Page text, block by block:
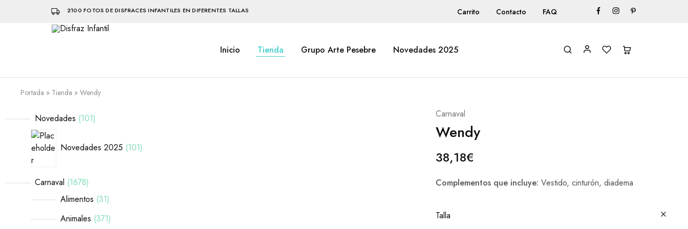
2100 FOTOS DE DISFRACES INFANTILES EN DIFERENTES TALLAS Carrito Contacto FAQ
hacen
la
Inicio Tienda Grupo Arte Pesebre Novedades 2025
Portada » Tienda » Wendy
Carnaval
Wendy
38,18€
Complementos que incluye: Vestido, cinturón, diadema
Talla
Novedades 101
Novedades 2025 101
Carnaval 1678
Alimentos 31
Animales 371